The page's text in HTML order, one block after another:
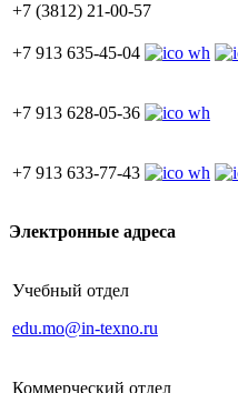
+7 (3812) 21-00-57
+7 913 635-45-04
+7 913 628-05-36
+7 913 633-77-43
Электронные адреса
Учебный отдел
edu.mo@in-texno.ru
Коммерческий отдел